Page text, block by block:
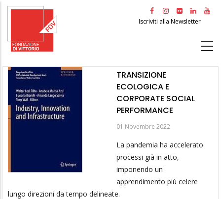
Salta
principale
Iscriviti alla Newsletter
TRANSIZIONE
ECOLOGICA E
CORPORATE SOCIAL
PERFORMANCE
01 Novembre 2022
La pandemia ha accelerato
processi già in atto,
imponendo un
apprendimento più celere
lungo direzioni da tempo delineate.